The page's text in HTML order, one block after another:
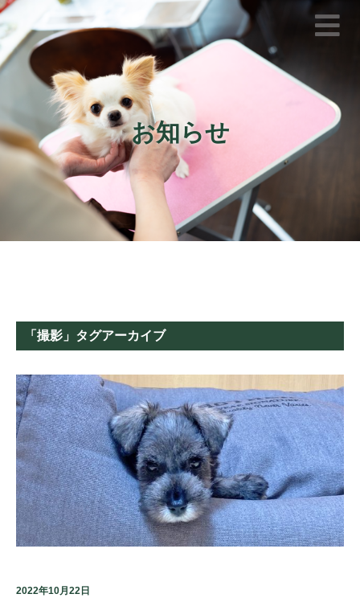
お知らせ
「 撮影 」タグアーカイブ
2022年10月22日